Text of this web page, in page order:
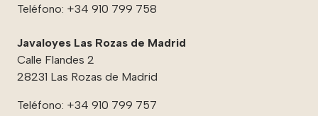
Teléfono: +34 910 799 758
Javaloyes Las Rozas de Madrid
Calle Flandes 2
28231 Las Rozas de Madrid
Teléfono: +34 910 799 757